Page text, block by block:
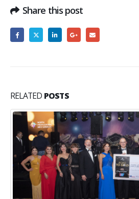
Share this post
RELATED POSTS